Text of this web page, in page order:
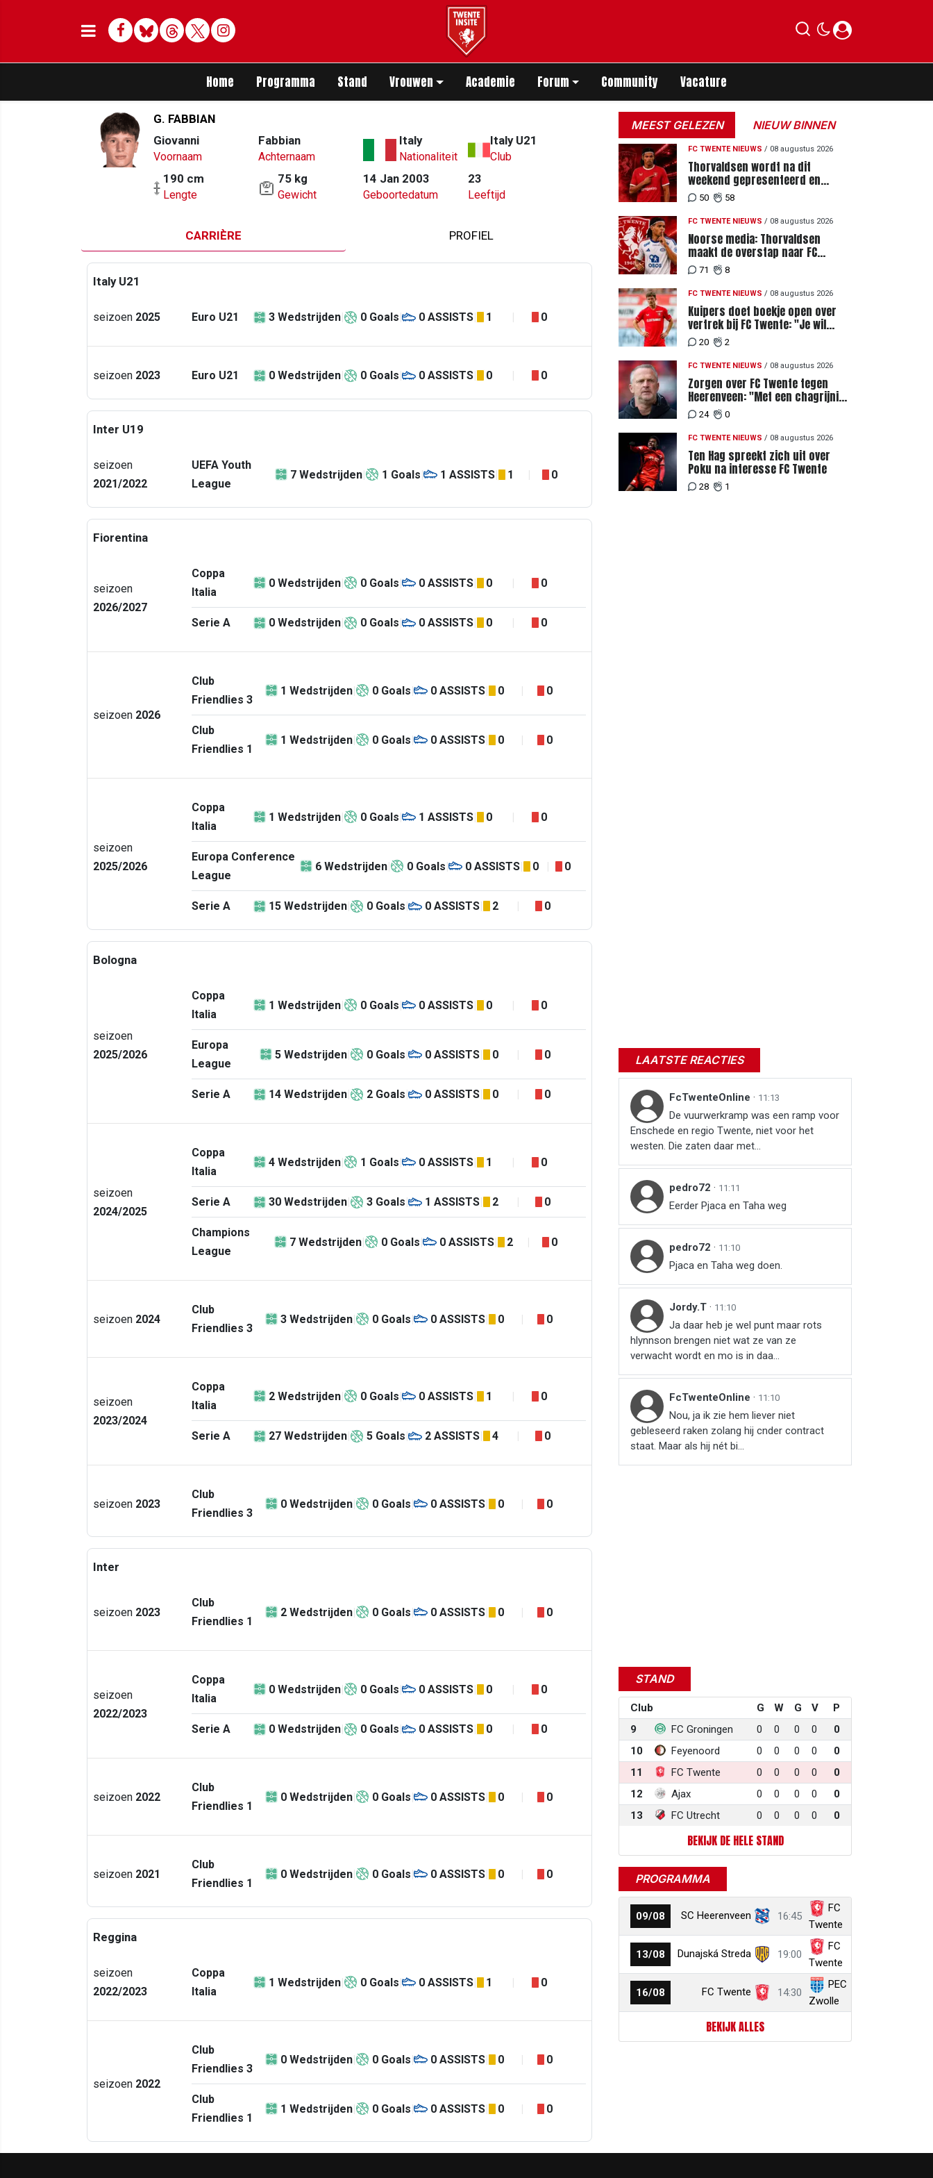
Facebook
BlueskyThreadsTwitterDelen op Whatsapp
Home Programma Stand Vrouwen Academie Forum Community Vacature
G. FABBIAN
Giovanni
Voornaam
Fabbian
Achternaam
Italy
Nationaliteit
Italy U21
Club
190 cm
Lengte
75 kg
Gewicht
14 Jan 2003
Geboortedatum
23
Leeftijd
CARRIÈRE PROFIEL
Italy U21
seizoen 2025 Euro U21 3 Wedstrijden 0 Goals 0 ASSISTS 1 0
seizoen 2023 Euro U21 0 Wedstrijden 0 Goals 0 ASSISTS 0 0
Inter U19
seizoen
2021/2022
UEFA Youth
League
7 Wedstrijden 1 Goals 1 ASSISTS 1 0
Fiorentina
seizoen
2026/2027
Coppa
Italia
0 Wedstrijden 0 Goals 0 ASSISTS 0 0
Serie A 0 Wedstrijden 0 Goals 0 ASSISTS 0 0
seizoen 2026
Club
Friendlies 3
1 Wedstrijden 0 Goals 0 ASSISTS 0 0
Club
Friendlies 1
1 Wedstrijden 0 Goals 0 ASSISTS 0 0
seizoen
2025/2026
Coppa
Italia
1 Wedstrijden 0 Goals 1 ASSISTS 0 0
Europa Conference
League
6 Wedstrijden 0 Goals 0 ASSISTS 0 0
Serie A 15 Wedstrijden 0 Goals 0 ASSISTS 2 0
Bologna
seizoen
2025/2026
Coppa
Italia
1 Wedstrijden 0 Goals 0 ASSISTS 0 0
Europa
League
5 Wedstrijden 0 Goals 0 ASSISTS 0 0
Serie A 14 Wedstrijden 2 Goals 0 ASSISTS 0 0
seizoen
2024/2025
Coppa
Italia
4 Wedstrijden 1 Goals 0 ASSISTS 1 0
Serie A 30 Wedstrijden 3 Goals 1 ASSISTS 2 0
Champions
League
7 Wedstrijden 0 Goals 0 ASSISTS 2 0
seizoen 2024
Club
Friendlies 3
3 Wedstrijden 0 Goals 0 ASSISTS 0 0
seizoen
2023/2024
Coppa
Italia
2 Wedstrijden 0 Goals 0 ASSISTS 1 0
Serie A 27 Wedstrijden 5 Goals 2 ASSISTS 4 0
seizoen 2023
Club
Friendlies 3
0 Wedstrijden 0 Goals 0 ASSISTS 0 0
Inter
seizoen 2023
Club
Friendlies 1
2 Wedstrijden 0 Goals 0 ASSISTS 0 0
seizoen
2022/2023
Coppa
Italia
0 Wedstrijden 0 Goals 0 ASSISTS 0 0
Serie A 0 Wedstrijden 0 Goals 0 ASSISTS 0 0
seizoen 2022
Club
Friendlies 1
0 Wedstrijden 0 Goals 0 ASSISTS 0 0
seizoen 2021
Club
Friendlies 1
0 Wedstrijden 0 Goals 0 ASSISTS 0 0
Reggina
seizoen
2022/2023
Coppa
Italia
1 Wedstrijden 0 Goals 0 ASSISTS 1 0
seizoen 2022
Club
Friendlies 3
0 Wedstrijden 0 Goals 0 ASSISTS 0 0
Club
Friendlies 1
1 Wedstrijden 0 Goals 0 ASSISTS 0 0
MEEST GELEZEN NIEUW BINNEN
FC TWENTE NIEUWS / 08 augustus 2026
Thorvaldsen wordt na dit
weekend gepresenteerd en
tekent meerjarig contract bij FC
Twente
50 58
FC TWENTE NIEUWS / 08 augustus 2026
Noorse media: Thorvaldsen
maakt de overstap naar FC
Twente
71 8
FC TWENTE NIEUWS / 08 augustus 2026
Kuipers doet boekje open over
vertrek bij FC Twente: "Je wil
ergens heen waar mensen je
waarderen"
20 2
FC TWENTE NIEUWS / 08 augustus 2026
Zorgen over FC Twente tegen
Heerenveen: "Met een chagrijnig
gevoel richting Slowakije"
24 0
FC TWENTE NIEUWS / 08 augustus 2026
Ten Hag spreekt zich uit over
Poku na interesse FC Twente
28 1
LAATSTE REACTIES
FcTwenteOnline · 11:13
De vuurwerkramp was een ramp voor
Enschede en regio Twente, niet voor het
westen. Die zaten daar met...
pedro72 · 11:11
Eerder Pjaca en Taha weg
pedro72 · 11:10
Pjaca en Taha weg doen.
Jordy.T · 11:10
Ja daar heb je wel punt maar rots
hlynnson brengen niet wat ze van ze
verwacht wordt en mo is in daa...
FcTwenteOnline · 11:10
Nou, ja ik zie hem liever niet
gebleseerd raken zolang hij cnder contract
staat. Maar als hij nét bi...
STAND
Club G W G V
P
9
FC Groningen 0 0 0 0
0
10
Feyenoord 0 0 0 0
0
11
FC Twente 0 0 0 0
0
12
Ajax 0 0 0 0
0
13
FC Utrecht 0 0 0 0 0
BEKIJK DE HELE STAND
PROGRAMMA
09/08 SC Heerenveen 16:45
FC
Twente
13/08 Dunajská Streda 19:00
FC
Twente
16/08 FC Twente 14:30
PEC
Zwolle
BEKIJK ALLES